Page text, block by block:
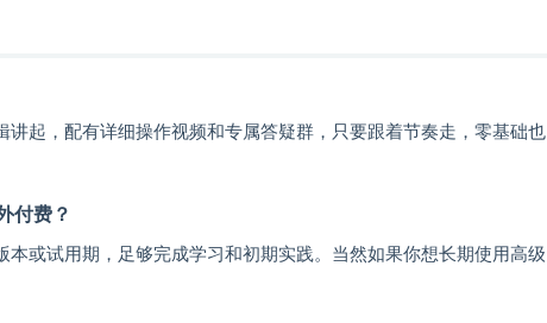
讲起，配有详细操作视频和专属答疑群，只要跟着节奏走，零基础也
付费？
或试用期，足够完成学习和初期实践。当然如果你想长期使用高级